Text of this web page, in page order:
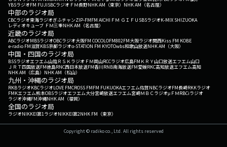
YBSラジオFM FUJISBCラジオ ＦＭ長野NHK AM（東京） NHK AM（名古屋）
中部のラジオ局
CBCラジオ東海ラジオぎふチャンZIP-FMFM AICHI ＦＭ ＧＩＦＵ SBSラジオK-MIX SHIZUOKA
レディオキューブ ＦＭ三重NHK AM（名古屋）
近畿のラジオ局
ABCラジオMBSラジオOBCラジオ大阪FM COCOLOFM802FM大阪ラジオ関西Kiss FM KOBE
e-radio FM滋賀KBS京都ラジオα-STATION FM KYOTOwbs和歌山放送NHK AM（大阪）
中国・四国のラジオ局
BSSラジオエフエム山陰ＲＳＫラジオ ＦＭ岡山RCCラジオ広島FM ＫＲＹ山口放送エフエム山口
ＪＲＴ四国放送FM徳島RNC西日本放送FM香川RNB南海放送FM愛媛RKC高知放送エフエム高知
NHK AM（広島） NHK AM（松山）
九州・沖縄のラジオ局
RKBラジオKBCラジオLOVE FMCROSS FMFM FUKUOKAエフエム佐賀NBCラジオFM長崎RKKラジオ
FMKエフエム熊本OBSラジオエフエム大分宮崎放送エフエム宮崎ＭＢＣラジオμＦＭRBCiラジオ
ラジオ沖縄FM沖縄NHK AM（福岡）
全国のラジオ局
ラジオNIKKEI第1ラジオNIKKEI第2NHK FM（東京）
Copyright © radiko co., Ltd. All rights reserved